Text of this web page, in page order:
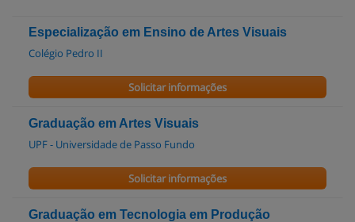
Especialização em Ensino de Artes Visuais
Colégio Pedro II
Solicitar informações
Graduação em Artes Visuais
UPF - Universidade de Passo Fundo
Solicitar informações
Graduação em Tecnologia em Produção